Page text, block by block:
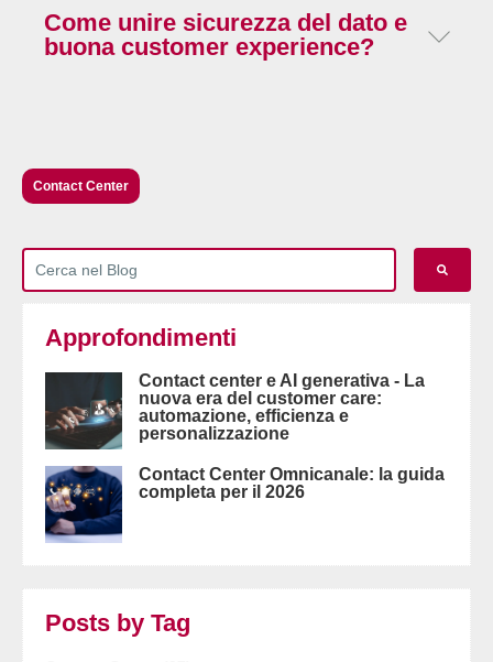
Non rende automaticamente ogni chatbot un caso ad alto
rischio, ma impone più disciplina: AI literacy, governance
del caso d'uso, regole interne e processi verificabili per
Come unire sicurezza del dato e
buona customer experience?
all'operatore quando serve.
Contact Center
Approfondimenti
Contact center e AI generativa - La
nuova era del customer care:
automazione, efficienza e
personalizzazione
Contact Center Omnicanale: la guida
completa per il 2026
Posts by Tag